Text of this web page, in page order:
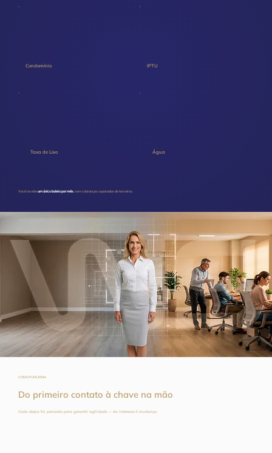
Condomínio IPTU
Taxa de Lixo Água
Você recebeum único boleto por mês, sem cobranças separadas de terceiros.
COMO FUNCIONA
Do primeiro contato à chave na mão
Cada etapa foi pensada para garantir agilidade — do interesse à mudança.